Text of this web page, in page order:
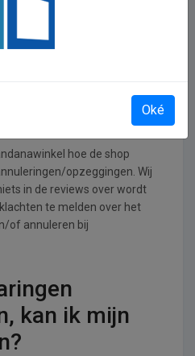
operationeel
Bandanawinkel
hoe de shop
opzeggingen. Wij
in de reviews over wordt
te melden over het
of annuleren bij
kan ik mijn
Oké